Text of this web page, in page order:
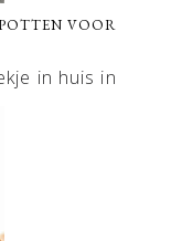
VOOR
in huis in